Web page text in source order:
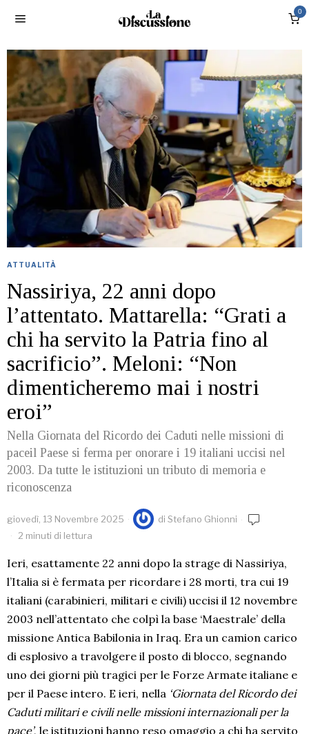
0
ATTUALITÀ
Nassiriya, 22 anni dopo
l’attentato. Mattarella: “Grati a
chi ha servito la Patria fino al
sacrificio”. Meloni: “Non
dimenticheremo mai i nostri
eroi”
Nella Giornata del Ricordo dei Caduti nelle missioni di
paceil Paese si ferma per onorare i 19 italiani uccisi nel
2003. Da tutte le istituzioni un tributo di memoria e
riconoscenza
giovedì, 13 Novembre 2025 di Stefano Ghionni
2 minuti di lettura
Ieri, esattamente 22 anni dopo la strage di Nassiriya,
l’Italia si è fermata per ricordare i 28 morti, tra cui 19
italiani (carabinieri, militari e civili) uccisi il 12 novembre
2003 nell’attentato che colpì la base ‘Maestrale’ della
missione Antica Babilonia in Iraq. Era un camion carico
di esplosivo a travolgere il posto di blocco, segnando
uno dei giorni più tragici per le Forze Armate italiane e
per il Paese intero. E ieri, nella ‘Giornata del Ricordo dei
Caduti militari e civili nelle missioni internazionali per la
pace’, le istituzioni hanno reso omaggio a chi ha servito